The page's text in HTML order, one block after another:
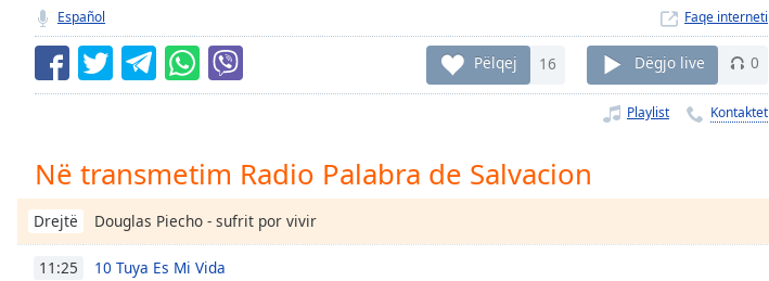
live,
currently
behind
LIVE
Remaining
Playback
Rate
Chapters
Español Faqe interneti
Pëlqej 16 Dëgjo live 0
Playlist Kontaktet
Në transmetim Radio Palabra de Salvacion
Drejtë Douglas Piecho - sufrit por vivir
11:25 10 Tuya Es Mi Vida